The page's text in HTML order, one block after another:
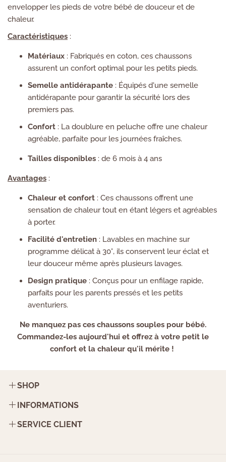
envelopper les pieds de votre bébé de douceur et de
chaleur.
Caractéristiques :
Matériaux : Fabriqués en coton, ces chaussons
assurent un confort optimal pour les petits pieds.
Semelle antidérapante : Équipés d'une semelle
antidérapante pour garantir la sécurité lors des
premiers pas.
Confort : La doublure en peluche offre une chaleur
agréable, parfaite pour les journées fraîches.
Tailles disponibles : de 6 mois à 4 ans
Avantages :
Chaleur et confort : Ces chaussons offrent une
sensation de chaleur tout en étant légers et agréables
à porter.
Facilité d'entretien : Lavables en machine sur
programme délicat à 30°, ils conservent leur éclat et
leur douceur même après plusieurs lavages.
Design pratique : Conçus pour un enfilage rapide,
parfaits pour les parents pressés et les petits
aventuriers.
Ne manquez pas ces chaussons souples pour bébé.
Commandez-les aujourd'hui et offrez à votre petit le
confort et la chaleur qu'il mérite !
SHOP
Contact
INFORMATIONS
Mentions légales
SERVICE CLIENT